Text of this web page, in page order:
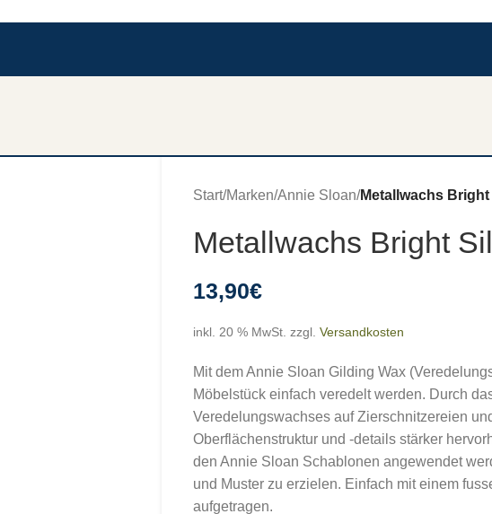
Start/Marken/Annie Sloan/Metallwachs
Metallwachs Bright
13,90€
inkl. 20 % MwSt. zzgl. Versandkosten
Mit dem Annie Sloan Gilding Wax
Möbelstück einfach veredelt werden. Durch
Veredelungswachses auf Zierschnitzereien
Oberflächenstruktur und -details stärker
den Annie Sloan Schablonen angewendet
und Muster zu erzielen. Einfach mit einem
aufgetragen.